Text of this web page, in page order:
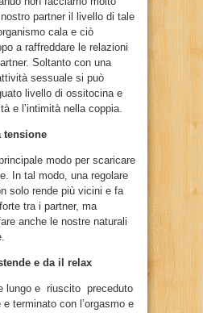
partner il livello di tale
cala e ciò
a raffreddare le relazioni
Soltanto con una
sessuale si può
livello di ossitocina e
e l’intimità nella coppia.
tensione
modo per scaricare
In tal modo, una regolare
solo rende più vicini e fa
tra i partner, ma
anche le nostre naturali
e da il relax
lungo e riuscito preceduto
terminato con l’orgasmo e